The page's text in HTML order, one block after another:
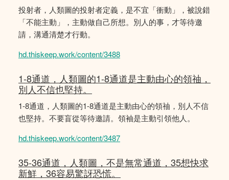
投射者，人類圖的投射者定義，是不宜「衝動」，被說錯
「不能主動」，主動做自己所想。別人的事，才等待邀
請，溝通清楚才行動。
hd.thiskeep.work/content/3488
1-8通道，人類圖的1-8通道是主動由心的領䄂，
別人不信也堅持。
1-8通道，人類圖的1-8通道是主動由心的領䄂，別人不信
也堅持。不要盲從等待邀請。領袖是主動引領他人。
hd.thiskeep.work/content/3487
35-36通道，人類圖，不是無常通道，35想快求
新鮮，36容易驚訝恐慌。